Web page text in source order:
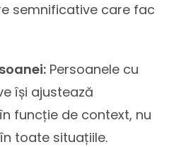
semnificative care fac
Persoanele cu
își ajustează
funcție de context, nu
toate situațiile.